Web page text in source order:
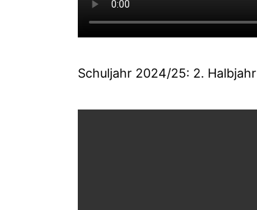
Schuljahr 2024/25: 2. Halbjahr